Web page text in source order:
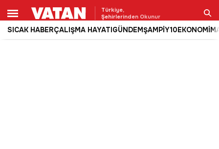
Türkiye,
Şehirlerinden Okunur
SICAK HABERÇALIŞMA HAYATIGÜNDEMŞAMPİY10EKONOMİ
Ara